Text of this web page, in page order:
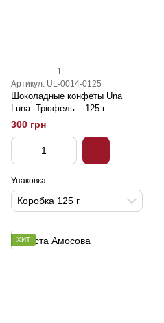
1
Артикул: UL-0014-0125
Шоколадные конфеты Una
Luna: Трюфель – 125 г
300 грн
Упаковка
Коробка 125 г
ХИТ